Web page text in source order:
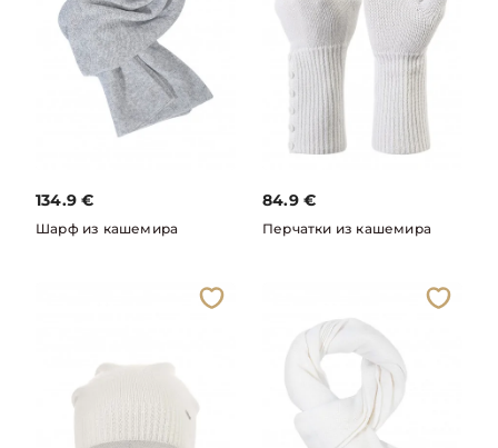
134.9 €
Шарф из кашемира
84.9 €
Перчатки из кашемира